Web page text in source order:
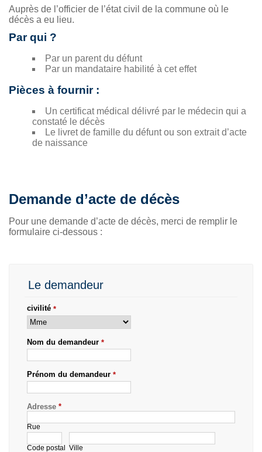
Auprès de l’officier de l’état civil de la commune où le
décès a eu lieu.
Par qui ?
Par un parent du défunt
Par un mandataire habilité à cet effet
Pièces à fournir :
Un certificat médical délivré par le médecin qui a
constaté le décès
Le livret de famille du défunt ou son extrait d’acte
de naissance
Demande d’acte de décès
Pour une demande d’acte de décès, merci de remplir le
formulaire ci-dessous :
Le demandeur
civilité *
Nom du demandeur *
Prénom du demandeur *
Adresse *
Rue
Code postal Ville